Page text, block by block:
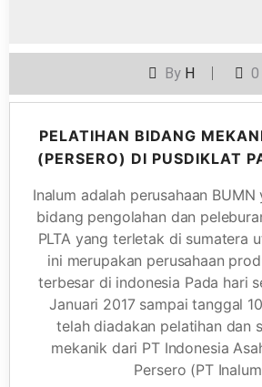
By H 0
PELATIHAN BIDANG
(PERSERO) DI PUSDIKLAT
Inalum adalah perusahaan
bidang pengolahan dan
PLTA yang terletak di sumatera
ini merupakan perusahaan
terbesar di indonesia Pada hari
Januari 2017 sampai tanggal
telah diadakan pelatihan dan
mekanik dari PT Indonesia
Persero (PT